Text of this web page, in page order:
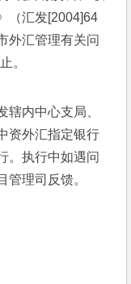
（汇发[2004]64
外汇管理有关问
。
辖内中心支局、
资外汇指定银行
。执行中如遇问
管理司反馈。